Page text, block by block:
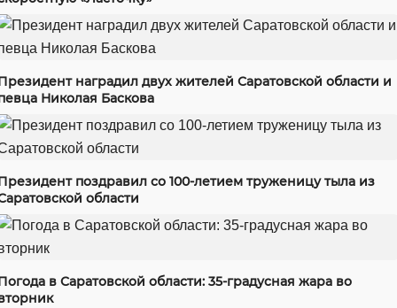
наградил двух жителей Саратовской области и
Николая Баскова
поздравил со 100-летием труженицу тыла из
области
в Саратовской области: 35-градусная жара во